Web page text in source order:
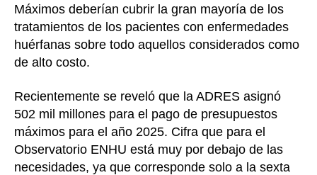
Máximos deberían cubrir la gran mayoría de los
tratamientos de los pacientes con enfermedades
huérfanas sobre todo aquellos considerados como
de alto costo.
Recientemente se reveló que la ADRES asignó
502 mil millones para el pago de presupuestos
máximos para el año 2025. Cifra que para el
Observatorio ENHU está muy por debajo de las
necesidades, ya que corresponde solo a la sexta